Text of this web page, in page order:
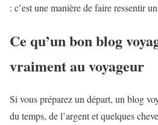
: c’est une manière de faire ressentir
Ce qu’un bon blog
vraiment au voyageur
Si vous préparez un départ, un blog
du temps, de l’argent et quelques